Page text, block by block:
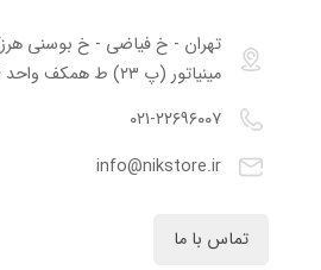
تهران - خ فیاضی - خ بوسنی
مینیاتور (پ ۲۳) ط همکف واحد ۶
۰۲۱-۲۲۶۹۶۰۰۷
info@nikstore.ir
تماس با ما